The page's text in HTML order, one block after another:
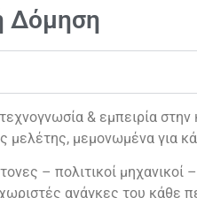
Δόμηση
& εμπειρία στην
μελέτης, μεμονωμένα για
– πολιτικοί
ανάγκες του κάθε